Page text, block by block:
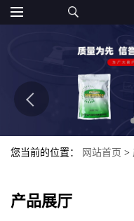
您当前的位置： 网站首页 >
产品展厅